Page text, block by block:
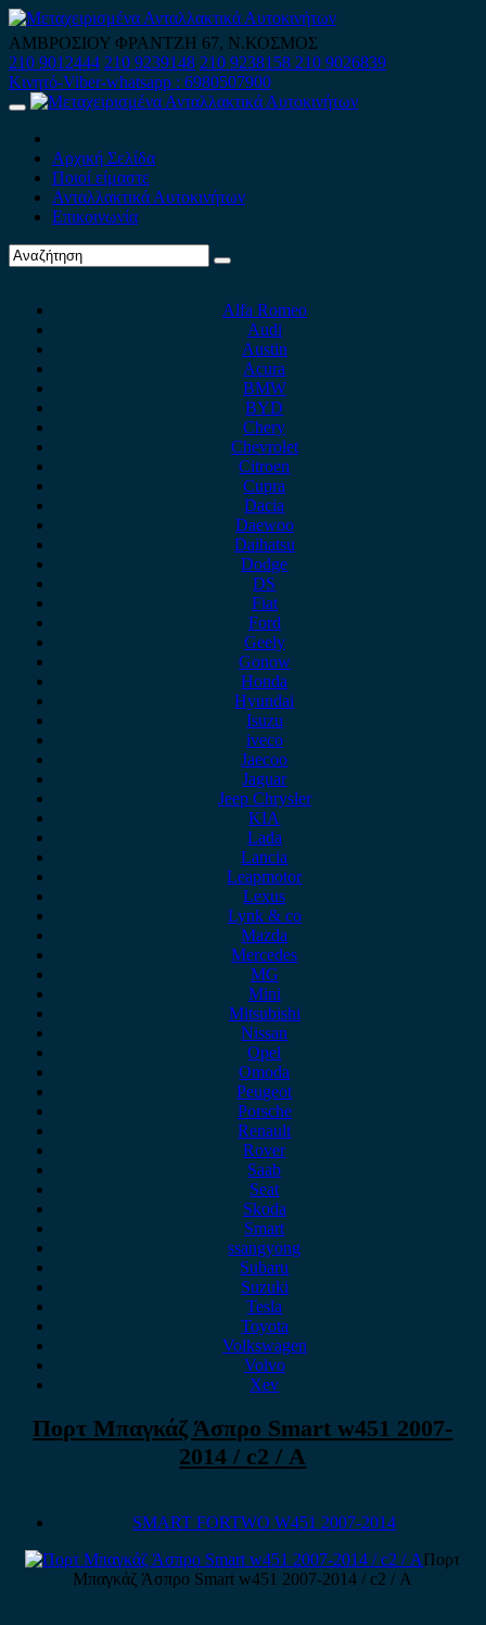
Skip
to
content
ΑΜΒΡΟΣΙΟΥ ΦΡΑΝΤΖΗ 67, Ν.ΚΟΣΜΟΣ
210 9012444 210 9239148 210 9238158 210 9026839
Κινητό-Viber-whatsapp : 6980507900
Primary
Αρχική Σελίδα
Ποιοί είμαστε
Ανταλλακτικά Αυτοκινήτων
Επικοινωνία
Alfa Romeo
Audi
Austin
Acura
BMW
BYD
Chery
Chevrolet
Citroen
Cupra
Dacia
Daewoo
Daihatsu
Dodge
DS
Fiat
Ford
Geely
Gonow
Honda
Hyundai
Isuzu
iveco
Jaecoo
Jaguar
Jeep Chrysler
KIA
Lada
Lancia
Leapmotor
Lexus
Lynk & co
Mazda
Mercedes
MG
Mini
Mitsubishi
Nissan
Opel
Omoda
Peugeot
Porsche
Renault
Rover
Saab
Seat
Skoda
Smart
ssangyong
Subaru
Suzuki
Tesla
Toyota
Volkswagen
Volvo
Xev
Πορτ Μπαγκάζ Άσπρο Smart w451 2007-
2014 / c2 / Α
SMART FORTWO W451 2007-2014
Πορτ
Μπαγκάζ Άσπρο Smart w451 2007-2014 / c2 / Α